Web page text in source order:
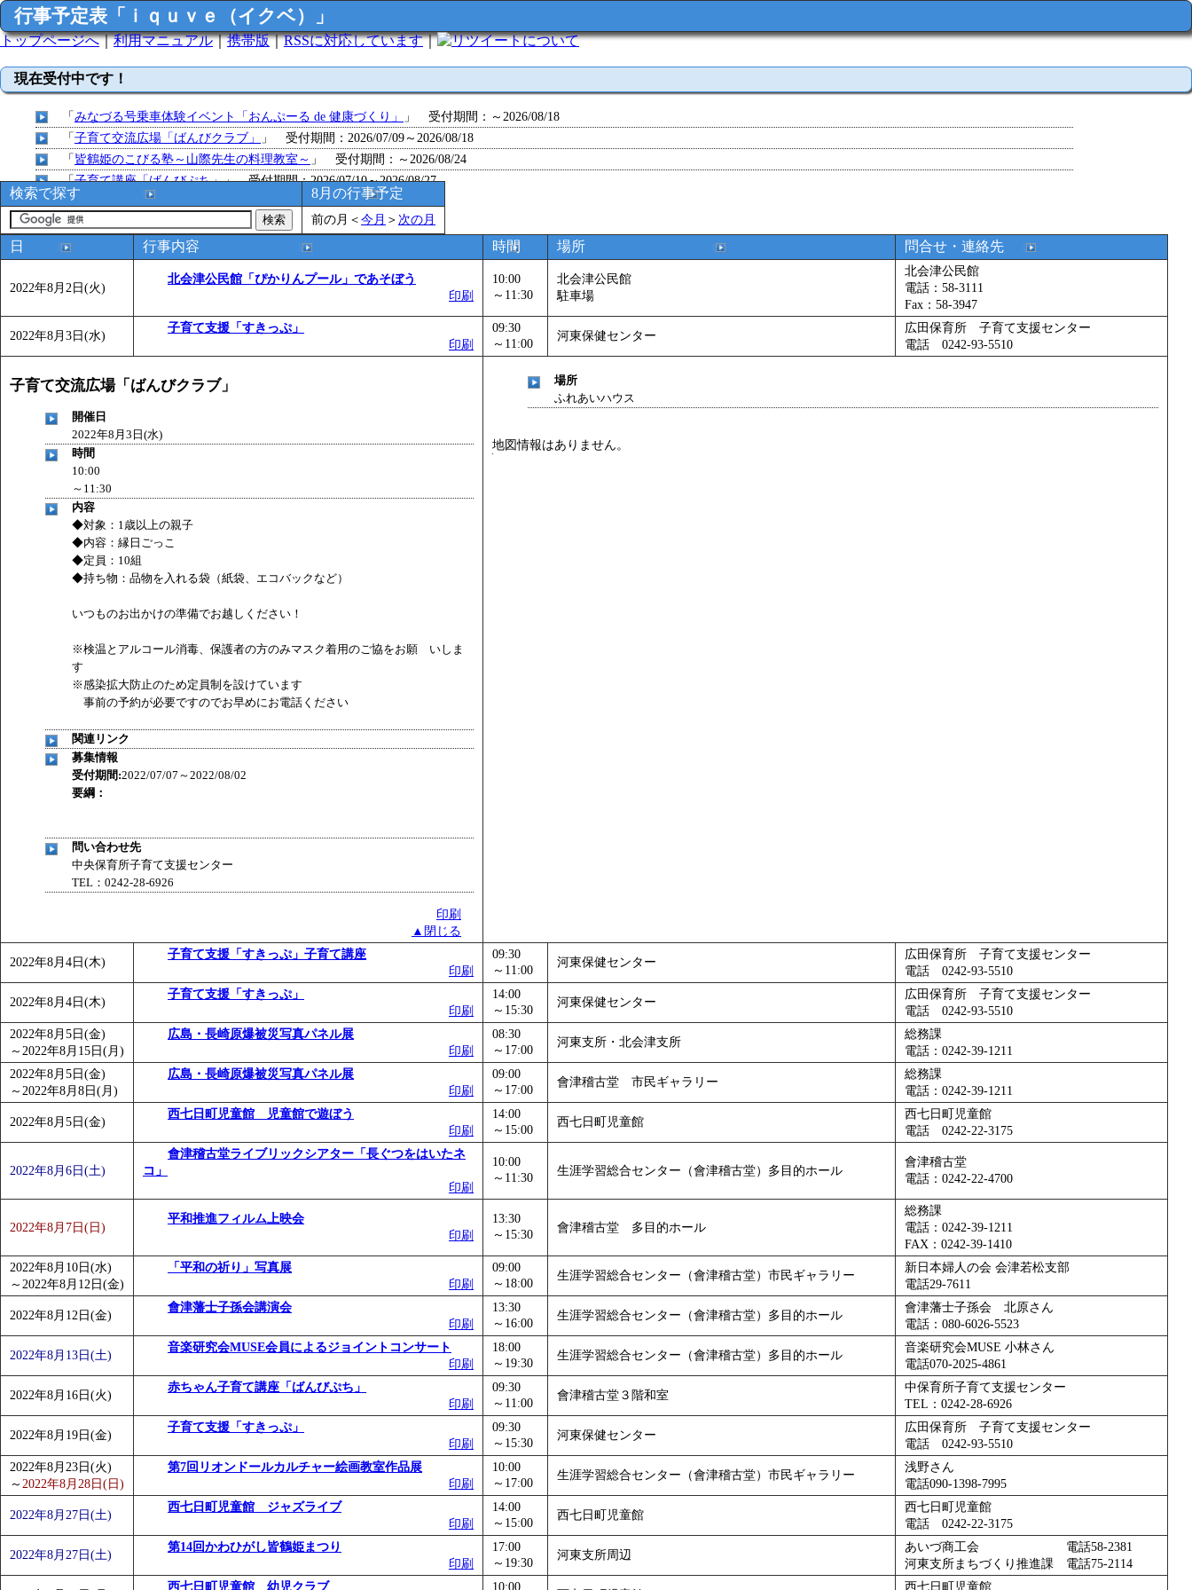
行事予定表「ｉｑｕｖｅ（イクベ）」
トップページへ｜利用マニュアル｜携帯版｜RSSに対応しています｜ について
現在受付中です！
「みなづる号乗車体験イベント「おんぷーる de 健康づくり」
」 受付期間：～2026/08/18
「子育て交流広場「ばんびクラブ」
」 受付期間：2026/07/09～2026/08/18
「皆鶴姫のこびる塾～山際先生の料理教室～ 」 受付期間：～2026/08/24
「子育て講座「ばんびぷち」」 受付期間：2026/07/10～2026/08/27
「 子育て交流広場「ばんびクラブ」
」 受付期間：2026/07/13～2026/08/28
「子育て交流広場「ばんびクラブ」
」 受付期間：2026/08/10～2026/09/01
「
赤ちゃん子育て講座「ばんびぷち」
」 受付期間：2026/08/10～2026/09/07
「まだまだ暑い！コミプの夏！！第11回 水中レクリエーション 障害物競争でお土産をゲットせよ！」 受付期間：～2026/09/13
「みなづる号乗車体験イベント「おんぷーる de 健康づくり」
」 受付期間：～2026/09/29
」 受付期間：～2026/09/30
」 受付期間：～2026/11/05
「皆鶴姫のこびる塾～山際先生の料理教室～
「みなづる号乗車体験イベント「おんぷーる de 健康づくり」
検索で探す 8月の行事予定
前の月 ＜今月 ＞ 次の月
日 行事内容 時間 場所 問合せ・連絡先
2022年8月2日(火)
北会津公民館「ぴかりんプール」であそぼう
印刷
10:00
～11:30
北会津公民館
駐車場
北会津公民館
電話：58-3111
Fax：58-3947
2022年8月3日(水)
子育て支援「すきっぷ」
印刷
09:30
～11:00
河東保健センター
広田保育所 子育て支援センター
電話 0242-93-5510
子育て交流広場「ばんびクラブ」
開催日
2022年8月3日(水)
時間
10:00
～11:30
内容
◆対象：1歳以上の親子
◆内容：縁日ごっこ
◆定員：10組
◆持ち物：品物を入れる袋（紙袋、エコバックなど）
いつものお出かけの準備でお越しください！
※検温とアルコール消毒、保護者の方のみマスク着用のご協をお願 いしま
す
※感染拡大防止のため定員制を設けています
事前の予約が必要ですのでお早めにお電話ください
関連リンク
募集情報
受付期間:2022/07/07～2022/08/02
要綱：
問い合わせ先
中央保育所子育て支援センター
TEL：0242-28-6926
印刷
▲閉じる
場所
ふれあいハウス
地図情報はありません。
2022年8月4日(木)
子育て支援「すきっぷ」子育て講座
印刷
09:30
～11:00
河東保健センター
広田保育所 子育て支援センター
電話 0242-93-5510
2022年8月4日(木)
子育て支援「すきっぷ」
印刷
14:00
～15:30
河東保健センター
広田保育所 子育て支援センター
電話 0242-93-5510
2022年8月5日(金)
～ 2022年8月15日(月)
広島・長崎原爆被災写真パネル展
印刷
08:30
～17:00
河東支所・北会津支所
総務課
電話：0242-39-1211
2022年8月5日(金)
～ 2022年8月8日(月)
広島・長崎原爆被災写真パネル展
印刷
09:00
～17:00
會津稽古堂 市民ギャラリー
総務課
電話：0242-39-1211
2022年8月5日(金)
西七日町児童館 児童館で遊ぼう
印刷
14:00
～15:00
西七日町児童館
西七日町児童館
電話 0242-22-3175
2022年8月6日(土)
會津稽古堂ライブリックシアター「長ぐつをはいたネ
コ」
印刷
10:00
～11:30
生涯学習総合センター（會津稽古堂）多目的ホール
會津稽古堂
電話：0242-22-4700
2022年8月7日(日)
平和推進フィルム上映会
印刷
13:30
～15:30
會津稽古堂 多目的ホール
総務課
電話：0242-39-1211
FAX：0242-39-1410
2022年8月10日(水)
～ 2022年8月12日(金)
「平和の祈り」写真展
印刷
09:00
～18:00
生涯学習総合センター（會津稽古堂）市民ギャラリー
新日本婦人の会 会津若松支部
電話29-7611
2022年8月12日(金)
會津藩士子孫会講演会
印刷
13:30
～16:00
生涯学習総合センター（會津稽古堂）多目的ホール
會津藩士子孫会 北原さん
電話：080-6026-5523
2022年8月13日(土)
音楽研究会MUSE会員によるジョイントコンサート
印刷
18:00
～19:30
生涯学習総合センター（會津稽古堂）多目的ホール
音楽研究会MUSE 小林さん
電話070-2025-4861
2022年8月16日(火)
赤ちゃん子育て講座「ばんびぷち」
印刷
09:30
～11:00
會津稽古堂３階和室
中保育所子育て支援センター
TEL：0242-28-6926
2022年8月19日(金)
子育て支援「すきっぷ」
印刷
09:30
～15:30
河東保健センター
広田保育所 子育て支援センター
電話 0242-93-5510
2022年8月23日(火)
～ 2022年8月28日(日)
第7回リオンドールカルチャー絵画教室作品展
印刷
10:00
～17:00
生涯学習総合センター（會津稽古堂）市民ギャラリー
浅野さん
電話090-1398-7995
2022年8月27日(土)
西七日町児童館 ジャズライブ
印刷
14:00
～15:00
西七日町児童館
西七日町児童館
電話 0242-22-3175
2022年8月27日(土)
第14回かわひがし皆鶴姫まつり
印刷
17:00
～19:30
河東支所周辺
あいづ商工会 電話58-2381
河東支所まちづくり推進課 電話75-2114
西七日町児童館 幼児クラブ 10:00 西七日町児童館